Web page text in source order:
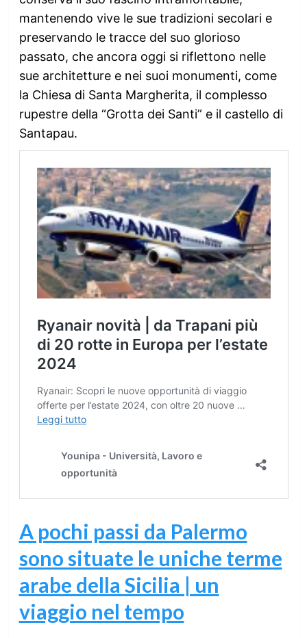
mantenendo vive le sue tradizioni secolari e
preservando le tracce del suo glorioso
passato, che ancora oggi si riflettono nelle
sue architetture e nei suoi monumenti, come
la Chiesa di Santa Margherita, il complesso
rupestre della “Grotta dei Santi” e il castello di
Santapau.
A pochi passi da Palermo
sono situate le uniche terme
arabe della Sicilia | un
viaggio nel tempo